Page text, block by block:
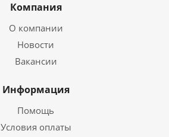
Компания
О компании
Новости
Вакансии
Информация
Помощь
Условия оплаты